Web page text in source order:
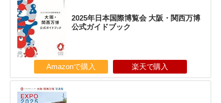
2025年日本国際博覧会 大阪・関西万博
公式ガイドブック
Amazonで購入 楽天で購入